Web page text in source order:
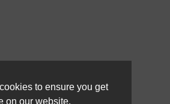
to ensure you get
on our website.